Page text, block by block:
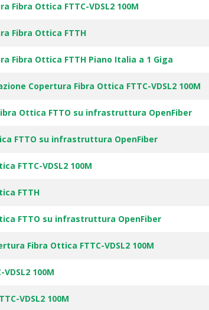
Fibra Ottica FTTC-VDSL2 100M
Fibra Ottica FTTH
Fibra Ottica FTTH Piano Italia a 1 Giga
Copertura Fibra Ottica FTTC-VDSL2 100M
Ottica FTTO su infrastruttura OpenFiber
FTTO su infrastruttura OpenFiber
FTTC-VDSL2 100M
FTTH
FTTO su infrastruttura OpenFiber
Fibra Ottica FTTC-VDSL2 100M
100M
VDSL2 100M